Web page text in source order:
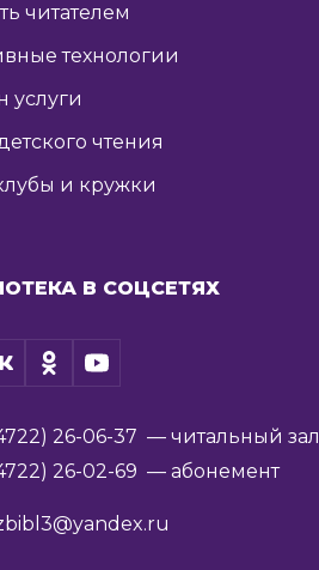
читателем
технологии
услуги
чтения
и кружки
В СОЦСЕТЯХ
26-06-37 — читальный зал
26-02-69 — абонемент